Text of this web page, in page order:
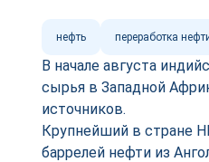
нефть переработка
В начале августа
сырья в Западной
источников.
Крупнейший в стране
баррелей нефти из